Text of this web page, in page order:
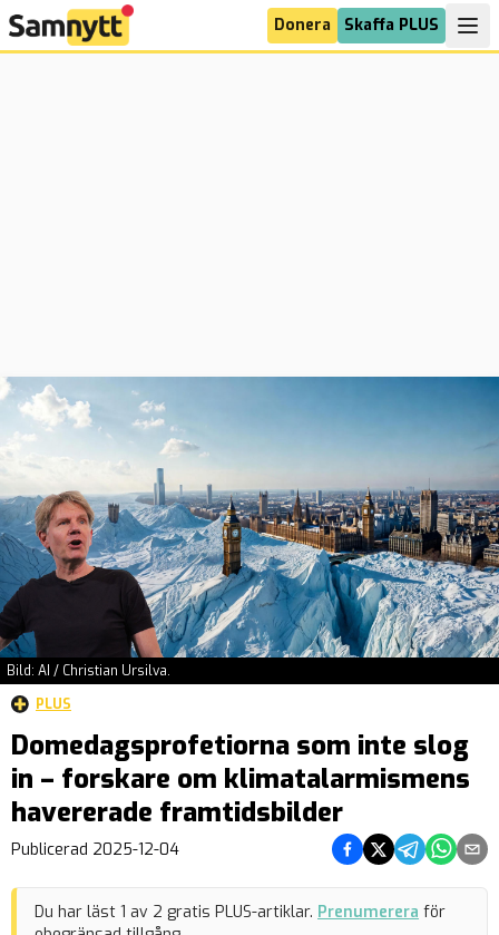
Donera Skaffa PLUS
Bild: AI / Christian Ursilva.
PLUS
Domedagsprofetiorna som inte slog
in – forskare om klimat­alarmismens
havererade framtidsbilder
Publicerad 2025-12-04 Dela på Facebook
Dela på Twitter
Dela påDela på
Dela
Du har läst 1 av 2 gratis PLUS-artiklar. Prenumerera för